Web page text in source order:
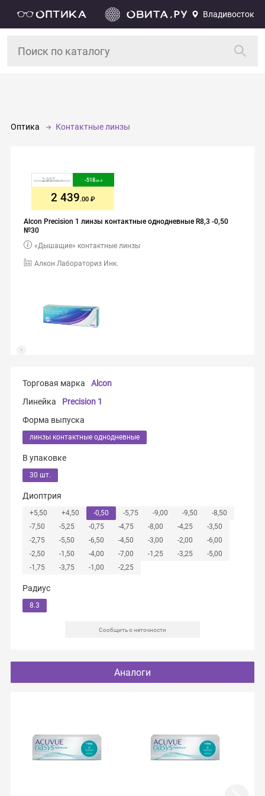
Владивосток
Оптика Контактные линзы
Alcon Precision 1 линзы контактные однодневные R8,3 -0,50
№30
Алкон Лабораториз Инк.
«Дышащие» контактные линзы
2 957.00 -518.00
2 439.00
Торговая марка
Alcon
Линейка
Precision 1
Форма выпуска
линзы контактные однодневные
В упаковке
30 шт.
Диоптрия
+5,50 +4,50 -0,50 -5,75 -9,00 -9,50
-8,50
-7,50
-5,25 -0,75 -4,75 -8,00 -4,25
-3,50
-2,75
-5,50 -6,50 -4,50 -3,00 -2,00
-6,00
-2,50
-1,50 -4,00 -7,00 -1,25 -3,25
-5,00
-1,75
-3,75 -1,00 -2,25
Радиус
8.3
Сообщить о неточности
Аналоги